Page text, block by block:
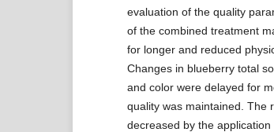
evaluation of the quality
of the combined treatment
for longer and reduced
Changes in blueberry total
and color were delayed for
quality was maintained. The
decreased by the